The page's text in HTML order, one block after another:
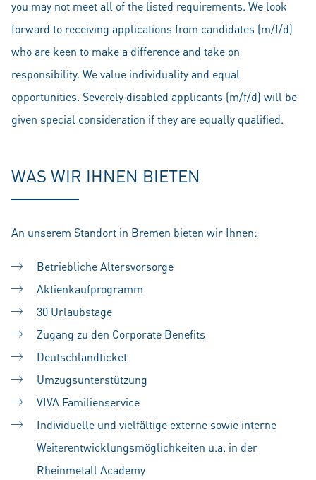
you may not meet all of the listed requirements. We look
forward to receiving applications from candidates (m/f/d)
who are keen to make a difference and take on
responsibility. We value individuality and equal
opportunities. Severely disabled applicants (m/f/d) will be
given special consideration if they are equally qualified.
WAS WIR IHNEN BIETEN
An unserem Standort in Bremen bieten wir Ihnen:
Betriebliche Altersvorsorge
Aktienkaufprogramm
30 Urlaubstage
Zugang zu den Corporate Benefits
Deutschlandticket
Umzugsunterstützung
VIVA Familienservice
Individuelle und vielfältige externe sowie interne
Weiterentwicklungsmöglichkeiten u.a. in der
Rheinmetall Academy